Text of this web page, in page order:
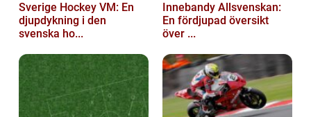
Sverige Hockey VM: En
djupdykning i den
svenska ho...
Innebandy Allsvenskan:
En fördjupad översikt
över ...